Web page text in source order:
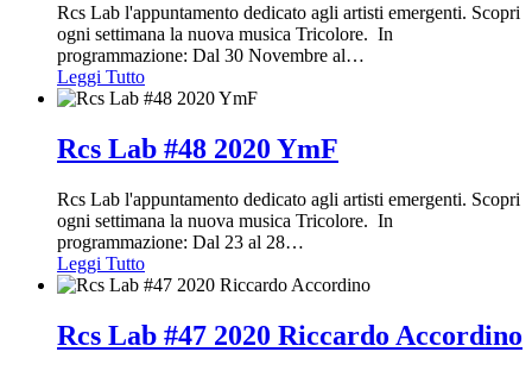
Rcs Lab l'appuntamento dedicato agli artisti emergenti. Scopri
ogni settimana la nuova musica Tricolore. In
programmazione: Dal 30 Novembre al…
Leggi Tutto
Rcs Lab #48 2020 YmF
Rcs Lab l'appuntamento dedicato agli artisti emergenti. Scopri
ogni settimana la nuova musica Tricolore. In
programmazione: Dal 23 al 28…
Leggi Tutto
Rcs Lab #47 2020 Riccardo Accordino